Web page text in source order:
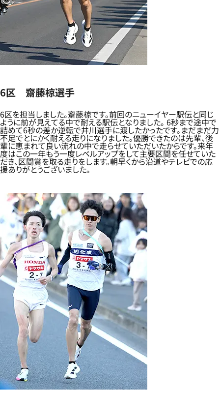
6区 齋藤椋選手
6区を担当しました。齋藤椋です。前回のニューイヤー駅伝と同じ
ように前が見えてる中で耐える駅伝となりました。 6秒まで途中で
詰めて6秒の差か逆転で井川選手に渡したかったです。まだまだ力
不足でとにかく耐える走りになりました。優勝できたのは先輩、後
輩に恵まれて良い流れの中で走らせていただいたからです。来年
度はこの一年もう一度レベルアップをして主要区間を任せていた
だき、区間賞を取る走りをします。朝早くから沿道やテレビでの応
援ありがとうございました。